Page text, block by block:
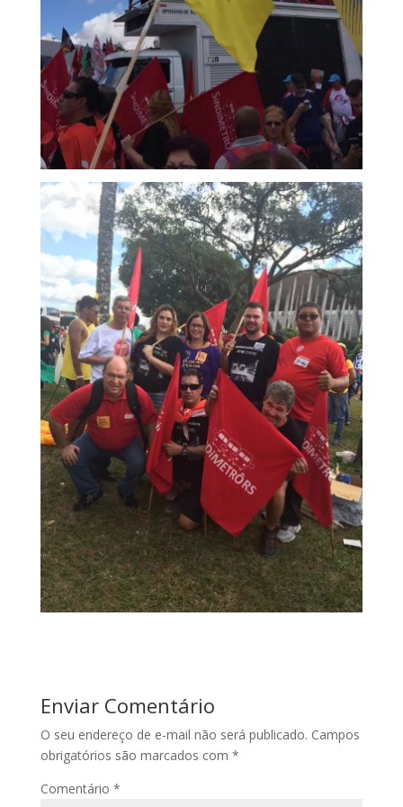
Enviar Comentário
O seu endereço de e-mail não será publicado. Campos
obrigatórios são marcados com *
Comentário *